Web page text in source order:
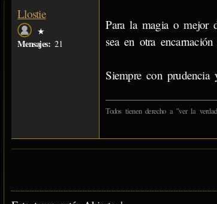
Llostie
★
Mensajes: 21
Para la magia o mejor
sea en otra
Siempre con prudencia
Todos tienen derecho a "ver la